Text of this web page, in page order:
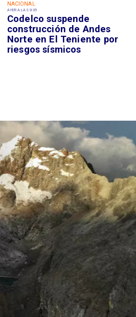
NACIONAL
AYER A LAS 9:35
Codelco suspende
construcción de Andes
Norte en El Teniente por
riesgos sísmicos